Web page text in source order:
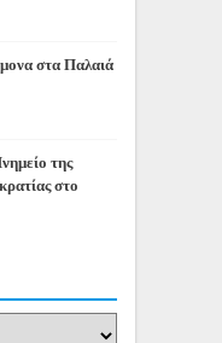
στα Παλαιά
της
στο